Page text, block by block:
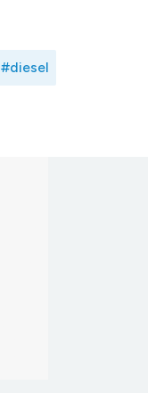
#diesel